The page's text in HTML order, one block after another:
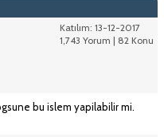
Katılım: 13-12-2017
1,743 Yorum | 82 Konu
bu islem yapilabilir mi.